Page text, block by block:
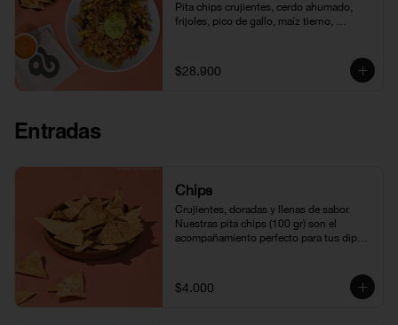
Pita chips crujientes, cerdo ahumado,
frijoles, pico de gallo, maíz tierno,
el equilibrio perfecto entre lo fresco y lo
indulgente.
$28.900
Entradas
Chips
Crujientes, doradas y llenas de sabor.
Nuestras pita chips (100 gr) son el
acompañamiento perfecto para tus dips o
$4.000